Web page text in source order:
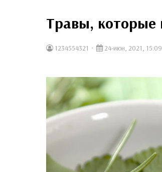
Травы, которые
1234554321 24-июн, 2021, 15:09